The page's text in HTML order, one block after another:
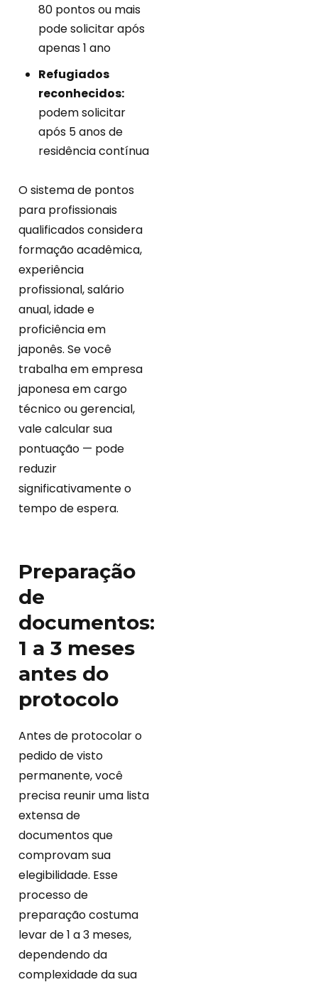
80 pontos ou mais
pode solicitar após
apenas 1 ano
Refugiados
reconhecidos:
podem solicitar
após 5 anos de
residência contínua
O sistema de pontos
para profissionais
qualificados considera
formação acadêmica,
experiência
profissional, salário
anual, idade e
proficiência em
japonês. Se você
trabalha em empresa
japonesa em cargo
técnico ou gerencial,
vale calcular sua
pontuação — pode
reduzir
significativamente o
tempo de espera.
Preparação
de
documentos:
1 a 3 meses
antes do
protocolo
Antes de protocolar o
pedido de visto
permanente, você
precisa reunir uma lista
extensa de
documentos que
comprovam sua
elegibilidade. Esse
processo de
preparação costuma
levar de 1 a 3 meses,
dependendo da
complexidade da sua